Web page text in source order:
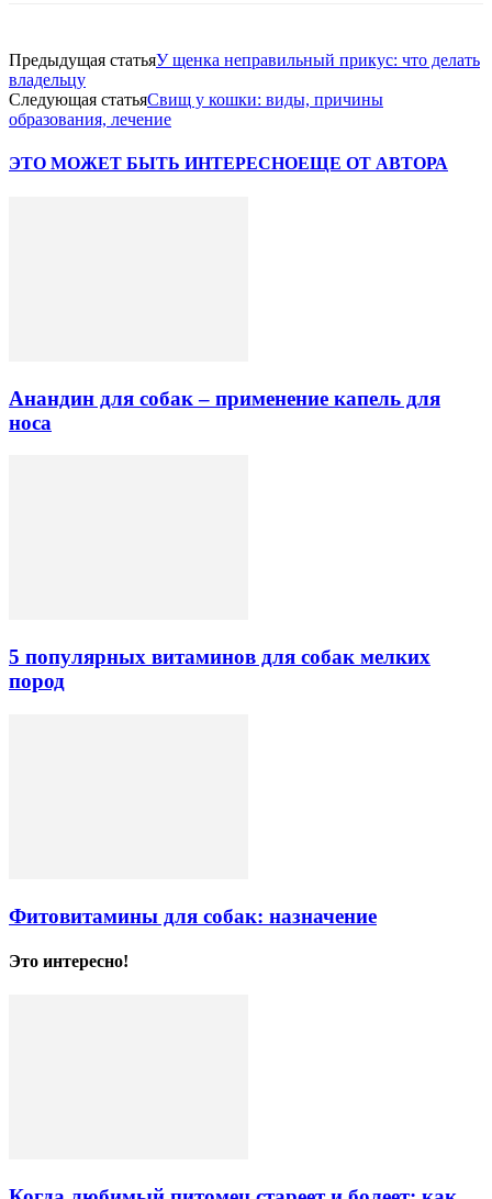
Предыдущая статьяУ щенка неправильный прикус: что делать
владельцу
Следующая статьяСвищ у кошки: виды, причины
образования, лечение
ЭТО МОЖЕТ БЫТЬ ИНТЕРЕСНОЕЩЕ ОТ АВТОРА
Анандин для собак – применение капель для
носа
5 популярных витаминов для собак мелких
пород
Фитовитамины для собак: назначение
Это интересно!